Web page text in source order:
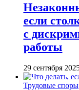
если
с
работы
29 сентября
Трудовые споры